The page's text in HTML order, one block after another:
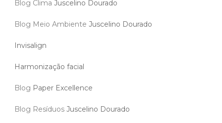
Blog Clima Juscelino Dourado
Blog Meio Ambiente Juscelino Dourado
Invisalign
Harmonização facial
Blog Paper Excellence
Blog Resíduos Juscelino Dourado